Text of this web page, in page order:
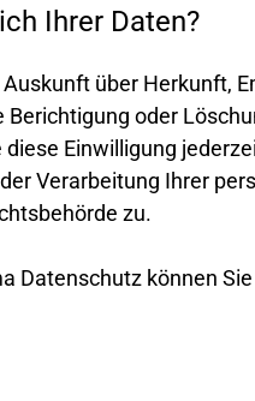
Ihrer Daten?
über Herkunft,
oder
Einwilligung
Verarbeitung Ihrer
zu.
Datenschutz können